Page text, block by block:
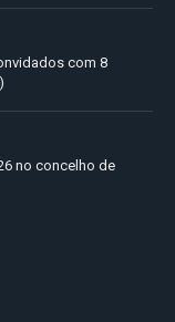
com 8
no concelho de